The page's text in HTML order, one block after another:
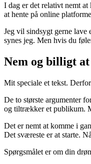
I dag er det relativt nemt
at hente på online
Jeg vil sindsygt gerne lave
synes jeg. Men hvis du
Nem og billigt
Mit speciale et tekst.
De to største argumenter
og tiltrækker et publikum.
Det er nemt at komme i
Det sværeste er at starte.
Spørgsmålet er om din